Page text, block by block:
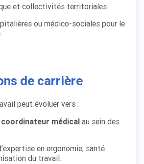
et collectivités territoriales.
ou médico-sociales pour le
de carrière
peut évoluer vers :
coordinateur médical au sein des
en ergonomie, santé
du travail.